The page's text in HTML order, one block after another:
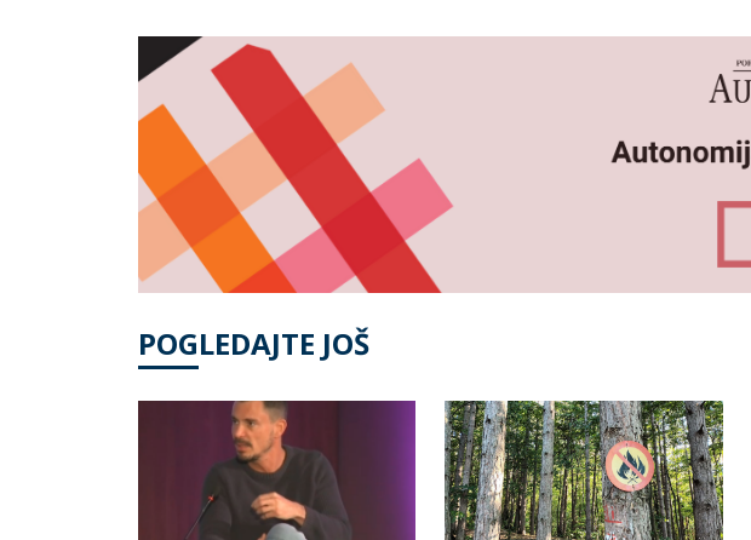
POGLEDAJTE JOŠ